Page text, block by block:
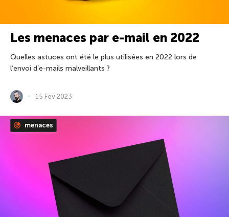
Les menaces par e-mail en 2022
Quelles astuces ont été le plus utilisées en 2022 lors de
l’envoi d’e-mails malveillants ?
15 Fév 2023
menaces